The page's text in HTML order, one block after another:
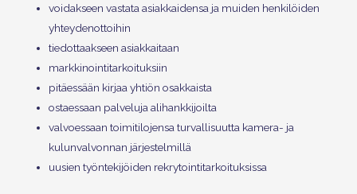
voidakseen vastata asiakkaidensa ja muiden henkilöiden
yhteydenottoihin
tiedottaakseen asiakkaitaan
markkinointitarkoituksiin
pitäessään kirjaa yhtiön osakkaista
ostaessaan palveluja alihankkijoilta
valvoessaan toimitilojensa turvallisuutta kamera- ja
kulunvalvonnan järjestelmillä
uusien työntekijöiden rekrytointitarkoituksissa